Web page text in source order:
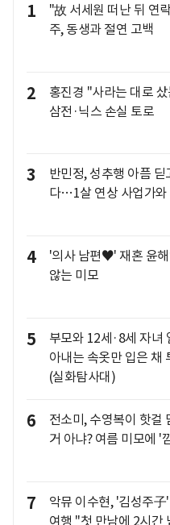
1
"故 서세원 떠난 뒤 연
주, 동생과 절연 고백
2
홍진경 "사라는 대로
삼전·닉스 손실 토로
3
반민정, 성추행 아픔 딛
다…1살 연상 사업가와
4
'의사 남편♥' 재혼 윤
않는 미모
5
부모와 12세·8세 자녀
아내는 속옷만 입은
(실화탐사대)
6
전소미, 수영복이 핫걸
거 아냐? 여름 미모에 '
7
악뮤 이수현, '김성주
여행 "첫 만남에 2시간